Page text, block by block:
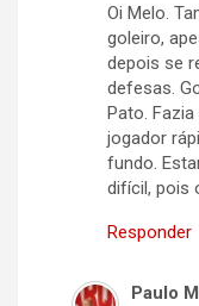
Oi Melo.
goleiro,
depois se
defesas.
Pato.
jogador
fundo.
difícil, pois
Responder
Paulo